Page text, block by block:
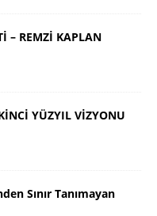
– REMZİ KAPLAN
YÜZYIL VİZYONU
Sınır Tanımayan